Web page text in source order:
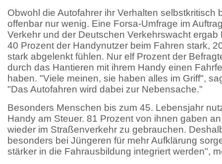
Obwohl die Autofahrer ihr Verhalten selbstkritisch
offenbar nur wenig. Eine Forsa-Umfrage im
Verkehr und der Deutschen Verkehrswacht
40 Prozent der Handynutzer beim Fahren stark,
stark abgelenkt fühlen. Nur elf Prozent der
durch das Hantieren mit ihrem Handy einen
haben. "Viele meinen, sie haben alles im Griff",
"Das Autofahren wird dabei zur Nebensache."
Besonders Menschen bis zum 45. Lebensjahr
Handy am Steuer. 81 Prozent von ihnen gaben
wieder im Straßenverkehr zu gebrauchen.
besonders bei Jüngeren für mehr Aufklärung
stärker in die Fahrausbildung integriert werden",